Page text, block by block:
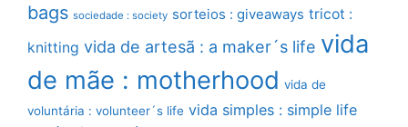
bags sociedade : society sorteios : giveaways tricot :
knitting vida de artesã : a maker´s life vida
de mãe : motherhood vida de
voluntária : volunteer´s life vida simples : simple life